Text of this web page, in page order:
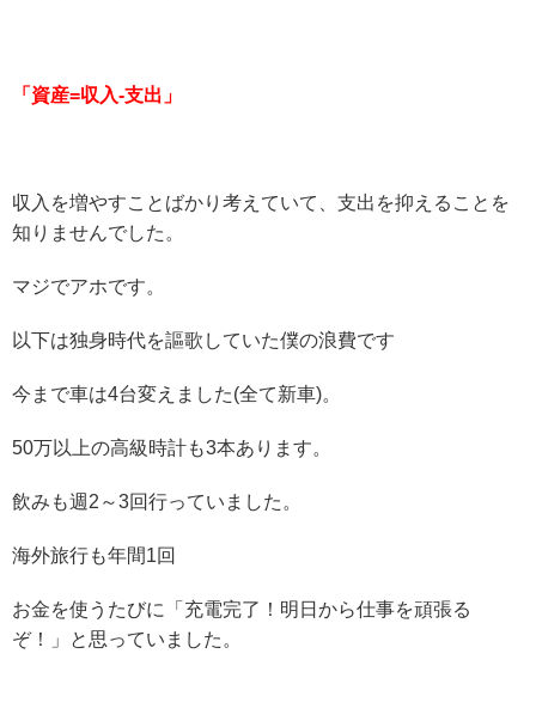
「資産=収入-支出」
収入を増やすことばかり考えていて、支出を抑えることを
知りませんでした。
マジでアホです。
以下は独身時代を謳歌していた僕の浪費です
今まで車は4台変えました(全て新車)。
50万以上の高級時計も3本あります。
飲みも週2～3回行っていました。
海外旅行も年間1回
お金を使うたびに「充電完了！明日から仕事を頑張る
ぞ！」と思っていました。